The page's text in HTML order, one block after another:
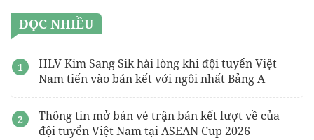
ĐỌC NHIỀU
HLV Kim Sang Sik hài lòng khi đội tuyển Việt
Nam tiến vào bán kết với ngôi nhất Bảng A
Thông tin mở bán vé trận bán kết lượt về của
đội tuyển Việt Nam tại ASEAN Cup 2026